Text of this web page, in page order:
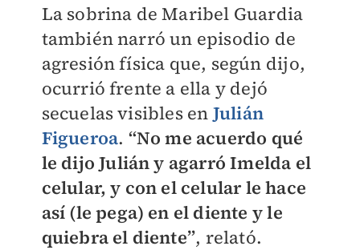
La sobrina de Maribel Guardia
también narró un episodio de
agresión física que, según dijo,
ocurrió frente a ella y dejó
secuelas visibles en Julián
Figueroa. “No me acuerdo qué
le dijo Julián y agarró Imelda el
celular, y con el celular le hace
así (le pega) en el diente y le
quiebra el diente”, relató.